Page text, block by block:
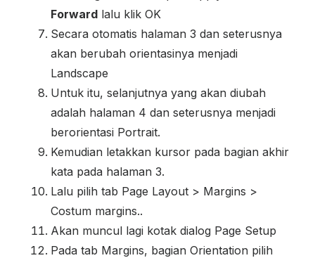
Forward lalu klik OK
Secara otomatis halaman 3 dan seterusnya
akan berubah orientasinya menjadi
Landscape
Untuk itu, selanjutnya yang akan diubah
adalah halaman 4 dan seterusnya menjadi
berorientasi Portrait.
Kemudian letakkan kursor pada bagian akhir
kata pada halaman 3.
Lalu pilih tab Page Layout > Margins >
Costum margins..
Akan muncul lagi kotak dialog Page Setup
Pada tab Margins, bagian Orientation pilih